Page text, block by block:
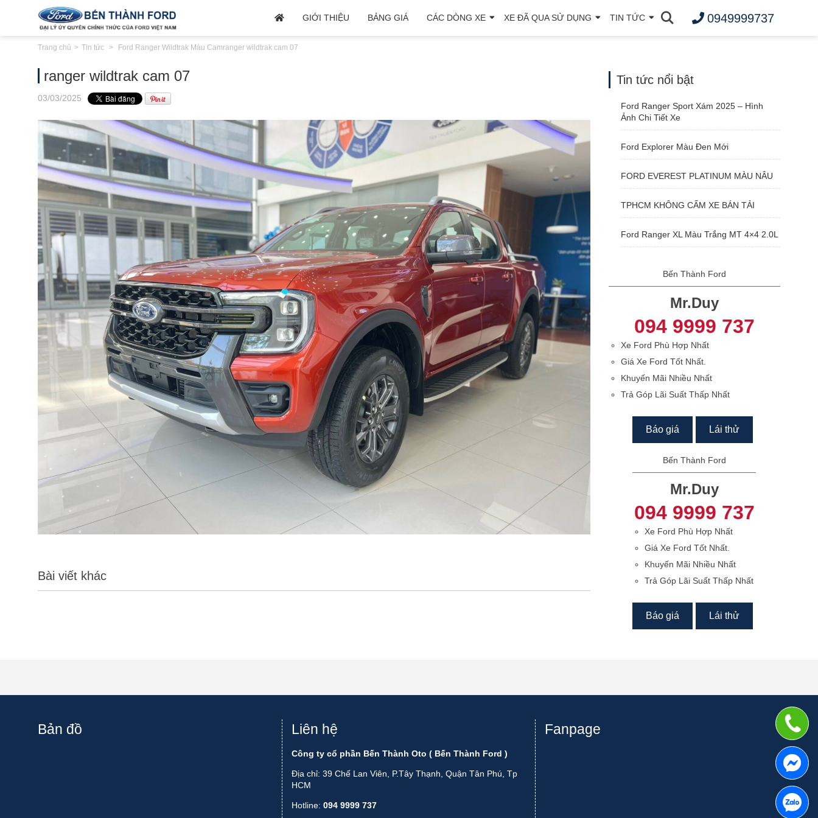
GIỚI THIỆU BẢNG GIÁ CÁC DÒNG XE XE ĐÃ QUA SỬ DỤNG TIN TỨC 0949999737
Trang chủ Tin tức Ford Ranger Wildtrak Màu Camranger wildtrak cam 07
ranger wildtrak cam 07
03/03/2025
Bài viết khác
Tin tức nổi bật
Ford Ranger Sport Xám 2025 – Hình
Ảnh Chi Tiết Xe
Ford Explorer Màu Đen Mới
FORD EVEREST PLATINUM MÀU NÂU
TPHCM KHÔNG CẤM XE BÁN TẢI
Ford Ranger XL Màu Trắng MT 4×4 2.0L
Bến Thành Ford
Mr.Duy
094 9999 737
Xe Ford Phù Hợp Nhất
Giá Xe Ford Tốt Nhất.
Khuyến Mãi Nhiều Nhất
Trả Góp Lãi Suất Thấp Nhất
Báo giá Lái thử
Bến Thành Ford
Mr.Duy
094 9999 737
Xe Ford Phù Hợp Nhất
Giá Xe Ford Tốt Nhất.
Khuyến Mãi Nhiều Nhất
Trả Góp Lãi Suất Thấp Nhất
Báo giá Lái thử
Bản đồ Liên hệ
Công ty cổ phần Bến Thành Oto ( Bến Thành Ford )
Địa chỉ: 39 Chế Lan Viên, P.Tây Thạnh, Quận Tân Phú, Tp
HCM
Hotline: 094 9999 737
Fanpage